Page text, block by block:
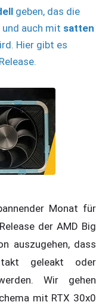
geben, das die
und auch mit satten
Hier gibt es
Monat für
der AMD Big
auszugehen, dass
geleakt oder
Wir gehen
mit RTX 30x0